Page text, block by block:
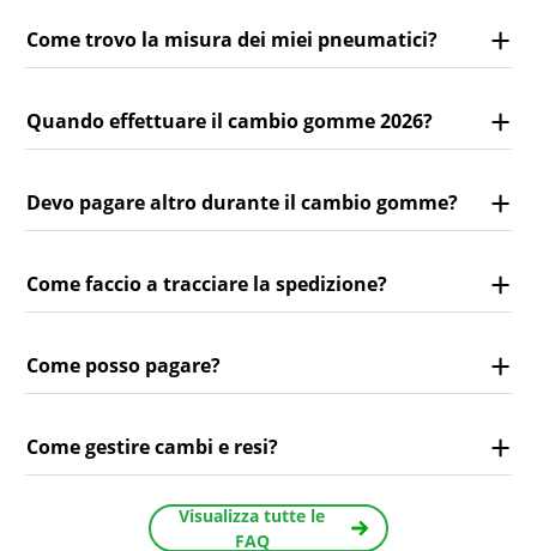
Come trovo la misura dei miei pneumatici?
Quando effettuare il cambio gomme 2026?
Devo pagare altro durante il cambio gomme?
Come faccio a tracciare la spedizione?
Come posso pagare?
Come gestire cambi e resi?
Visualizza tutte le
FAQ